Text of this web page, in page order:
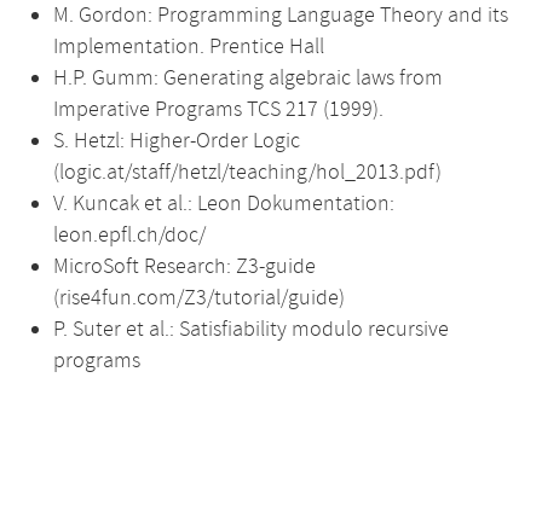
M. Gordon: Programming Language Theory and its
Implementation. Prentice Hall
H.P. Gumm: Generating algebraic laws from
Imperative Programs TCS 217 (1999).
S. Hetzl: Higher-Order Logic
(logic.at/staff/hetzl/teaching/hol_2013.pdf)
V. Kuncak et al.: Leon Dokumentation:
leon.epfl.ch/doc/
MicroSoft Research: Z3-guide
(rise4fun.com/Z3/tutorial/guide)
P. Suter et al.: Satisfiability modulo recursive
programs